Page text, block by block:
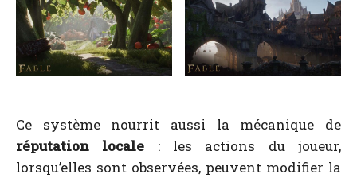
Ce système nourrit aussi la mécanique de
réputation locale : les actions du joueur,
lorsqu’elles sont observées, peuvent modifier la